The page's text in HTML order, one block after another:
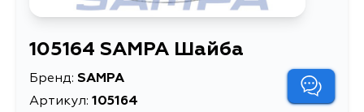
105164 SAMPA Шайба
Бренд: SAMPA
Артикул: 105164